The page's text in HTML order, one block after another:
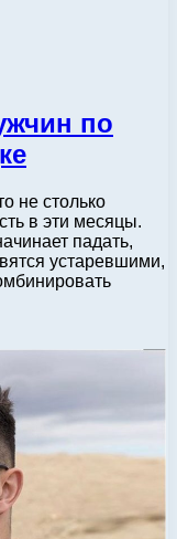
по
не столько
в эти месяцы.
падать,
устаревшими,